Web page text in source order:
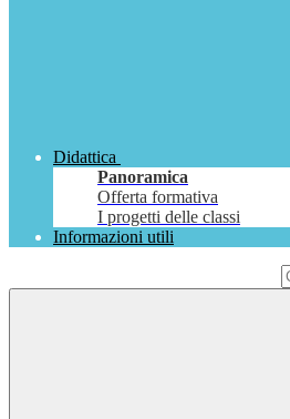
Didattica
Panoramica
Offerta formativa
I progetti delle classi
Informazioni utili